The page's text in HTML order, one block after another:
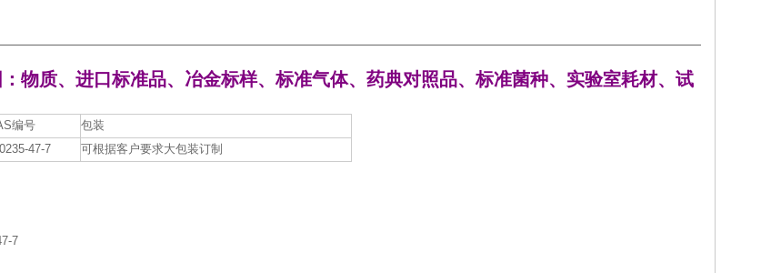
物质、进口标准品、冶金标样、标准气体、药典对照品、标准菌种、实验室耗材、试
编号
包装
47-7
可根据客户要求大包装订制
7